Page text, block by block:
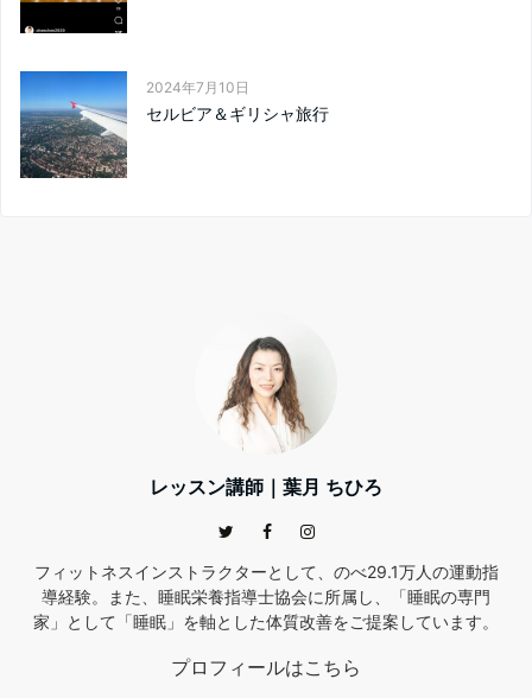
2024年7月10日
セルビア＆ギリシャ旅行
レッスン講師｜葉月 ちひろ
フィットネスインストラクターとして、のべ29.1万人の運動指
導経験。また、睡眠栄養指導士協会に所属し、「睡眠の専門
家」として「睡眠」を軸とした体質改善をご提案しています。
プロフィールはこちら